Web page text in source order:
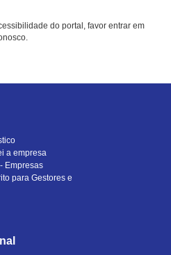
do portal, favor entrar em
a empresa
Empresas
para Gestores e